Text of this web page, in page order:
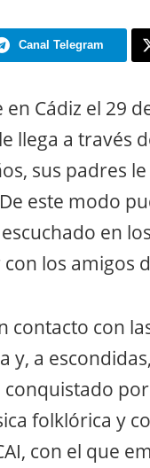
Canal Telegram
Cádiz el 29
llega a través
sus padres
este modo
en
los amigos
contacto con
y, a
folklórica y
con el que